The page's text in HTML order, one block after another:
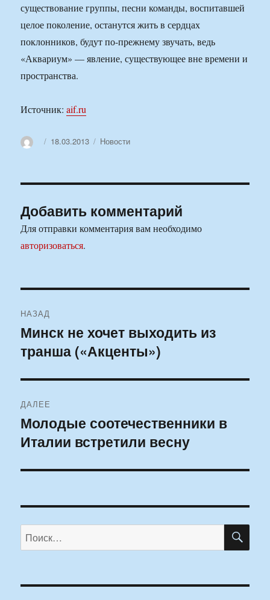
существование группы, песни команды, воспитавшей
целое поколение, останутся жить в сердцах
поклонников, будут по-прежнему звучать, ведь
«Аквариум» — явление, существующее вне времени и
пространства.
Источник:aif.ru
АвторОпубликовано
18.03.2013 Рубрики
Новости
Добавить комментарий
Для отправки комментария вам необходимо
авторизоваться.
по
записям
НАЗАД
Предыдущая
запись:
Минск не хочет выходить из
транша («Акценты»)
ДАЛЕЕ
Следующая
запись:
Молодые соотечественники в
Италии встретили весну
Искать: